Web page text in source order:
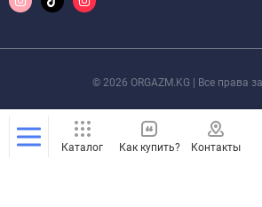
© 2026 ORGAZM.KG | Все права
Каталог Как купить? Контакты